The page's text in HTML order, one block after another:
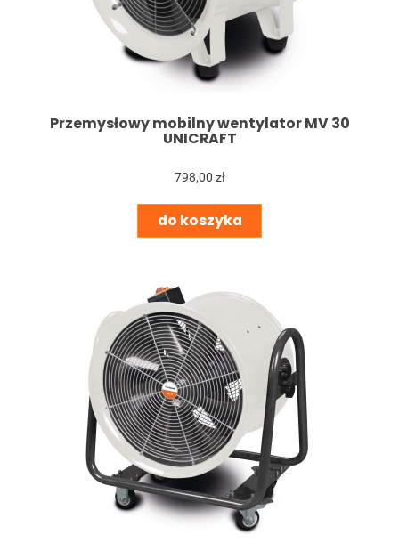
Przemysłowy mobilny wentylator MV 30
UNICRAFT
798,00 zł
do koszyka